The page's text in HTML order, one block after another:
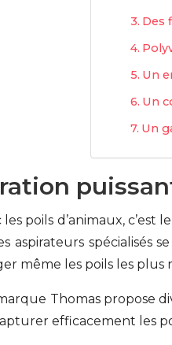
Des
Un
Un
Un
poils d’animaux,
aspirateurs spécialisés
même les poils les plus
Thomas propose
efficacement les